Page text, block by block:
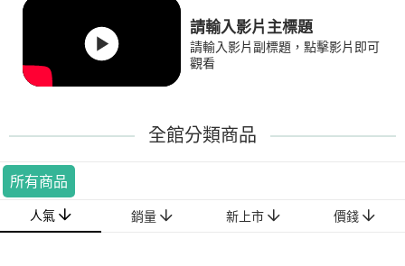
請輸入影片主標題
請輸入影片副標題，點擊影片即可
觀看
全館分類商品
所有商品
人氣 銷量 新上市 價錢